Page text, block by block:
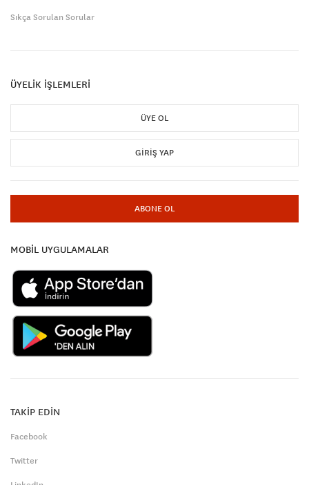
Sıkça Sorulan Sorular
ÜYELİK İŞLEMLERİ
ÜYE OL
GIRIŞ YAP
ABONE OL
MOBİL UYGULAMALAR
TAKİP EDİN
Facebook
Twitter